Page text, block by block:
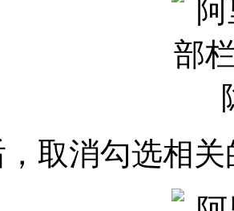
消勾选相关